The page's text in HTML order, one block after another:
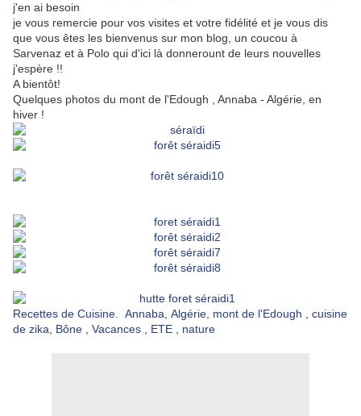
j'en ai besoin
je vous remercie pour vos visites et votre fidélité et je vous dis
que vous êtes les bienvenus sur mon blog, un coucou à
Sarvenaz et à Polo qui d'ici là donnerount de leurs nouvelles
j'espère !!
A bientôt!
Quelques photos du mont de l'Edough , Annaba - Algérie, en
hiver !
Recettes de Cuisine Annaba Algérie mont de l'Edough
cuisine
de zika
Bône Vacances ETE nature